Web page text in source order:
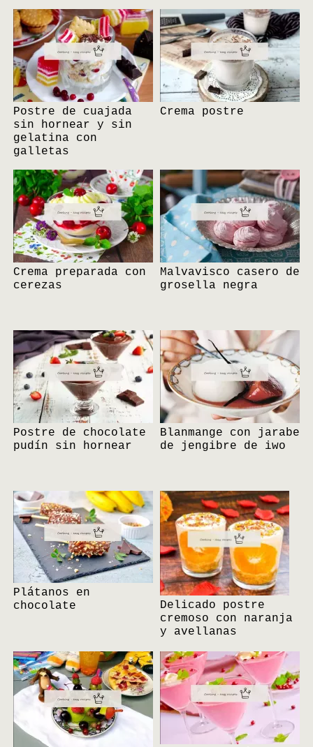
Postre de cuajada
sin hornear y sin
gelatina con
galletas
Crema postre
Crema preparada con
cerezas
Malvavisco casero de
grosella negra
Postre de chocolate
pudín sin hornear
Blanmange con jarabe
de jengibre de iwo
Plátanos en
chocolate
Delicado postre
cremoso con naranja
y avellanas